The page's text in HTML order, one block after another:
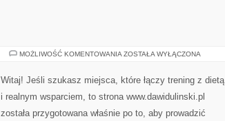
MOŻLIWOŚĆ KOMENTOWANIA FITNESS
ZOSTAŁA WYŁĄCZONA
Witaj! Jeśli szukasz miejsca, które łączy trening z dietą
i realnym wsparciem, to strona www.dawidulinski.pl
została przygotowana właśnie po to, aby prowadzić